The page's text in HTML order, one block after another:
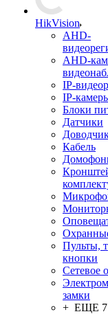
HikVision
AHD-
AHD-
IP-
IP-
Блоки
Датчики
Кабель
Пульты,
кнопки
Сетевое
замки
+ ЕЩЕ 7